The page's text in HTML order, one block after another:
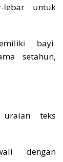
lebar untuk
bayi.
setahun,
teks
dengan